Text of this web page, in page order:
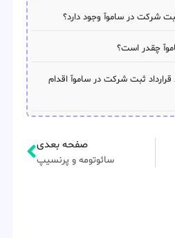
شرکت در ساموآ وجود دارد؟
چقدر است؟
قرارداد ثبت شرکت در ساموآ اقدام
صفحه بعدی
سائوتومه و پرنسیپ